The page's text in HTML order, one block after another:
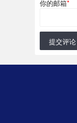
你的邮箱*
提交评论